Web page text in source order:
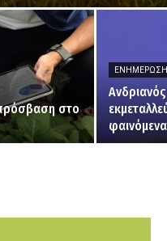
πρόσβαση στο